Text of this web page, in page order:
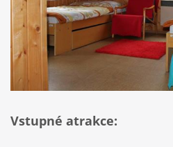
Vstupné atrakce: